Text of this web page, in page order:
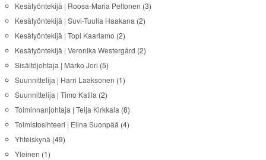
Kesätyöntekijä | Roosa-Maria Peltonen (3)
Kesätyöntekijä | Suvi-Tuulia Haakana (2)
Kesätyöntekijä | Topi Kaarlamo (2)
Kesätyöntekijä | Veronika Westergård (2)
Sisältöjohtaja | Marko Jori (5)
Suunnittelija | Harri Laaksonen (1)
Suunnittelija | Timo Katila (2)
Toiminnanjohtaja | Teija Kirkkala (8)
Toimistosihteeri | Elina Suonpää (4)
Yhteiskynä (49)
Yleinen (1)